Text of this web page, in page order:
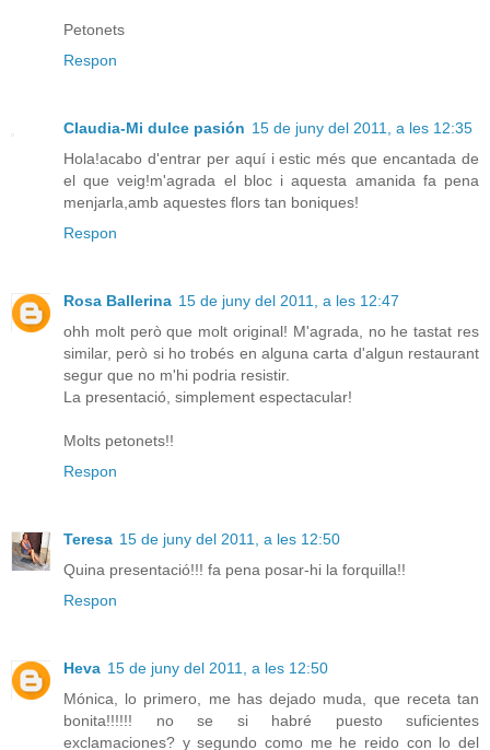
Petonets
Respon
Claudia-Mi dulce pasión 15 de juny del 2011, a les 12:35
Hola!acabo d'entrar per aquí i estic més que encantada de
el que veig!m'agrada el bloc i aquesta amanida fa pena
menjarla,amb aquestes flors tan boniques!
Respon
Rosa Ballerina 15 de juny del 2011, a les 12:47
ohh molt però que molt original! M'agrada, no he tastat res
similar, però si ho trobés en alguna carta d'algun restaurant
segur que no m'hi podria resistir.
La presentació, simplement espectacular!
Molts petonets!!
Respon
Teresa 15 de juny del 2011, a les 12:50
Quina presentació!!! fa pena posar-hi la forquilla!!
Respon
Heva 15 de juny del 2011, a les 12:50
Mónica, lo primero, me has dejado muda, que receta tan
bonita!!!!!! no se si habré puesto suficientes
exclamaciones? y segundo como me he reido con lo del